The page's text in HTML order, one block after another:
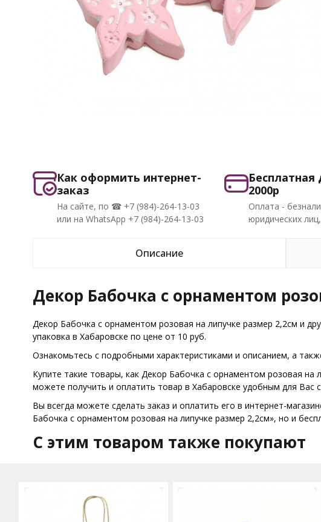
Как оформить интернет-
заказ
На сайте, по ☎ +7 (984)-264-13-03
или на WhatsApp +7 (984)-264-13-03
Бесплатная
2000р
Оплата -
юридических
Описание
Декор Бабочка с орнаментом
Декор Бабочка с орнаментом розовая на липучке размер 2,2см и
упаковка в Хабаровске по цене от 10 руб.
Ознакомьтесь с подробными характеристиками и описанием, а
Купите такие товары, как Декор Бабочка с орнаментом розовая на
можете получить и оплатить товар в Хабаровске удобным для Вас
Вы всегда можете сделать заказ и оплатить его в интернет-
Бабочка с орнаментом розовая на липучке размер 2,2см», но и
C этим товаром также покупают